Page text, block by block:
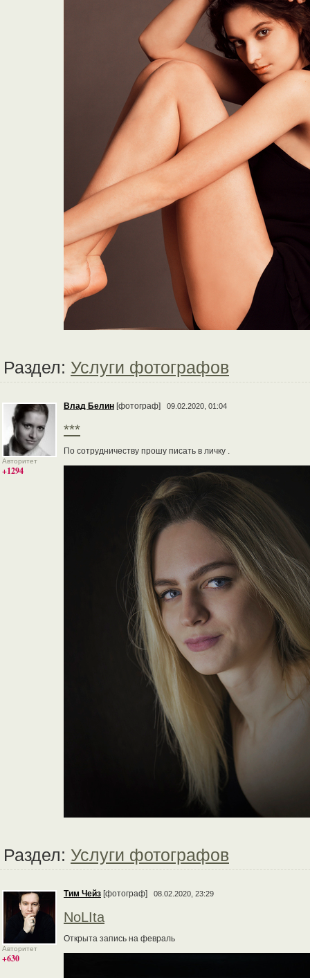
Раздел: Услуги фотографов
Авторитет
+1294
Влад Белин [фотограф] 09.02.2020, 01:04
***
По сотрудничеству прошу писать в личку .
Раздел: Услуги фотографов
Авторитет
+630
Тим Чейз [фотограф] 08.02.2020, 23:29
NoLIta
Открыта запись на февраль